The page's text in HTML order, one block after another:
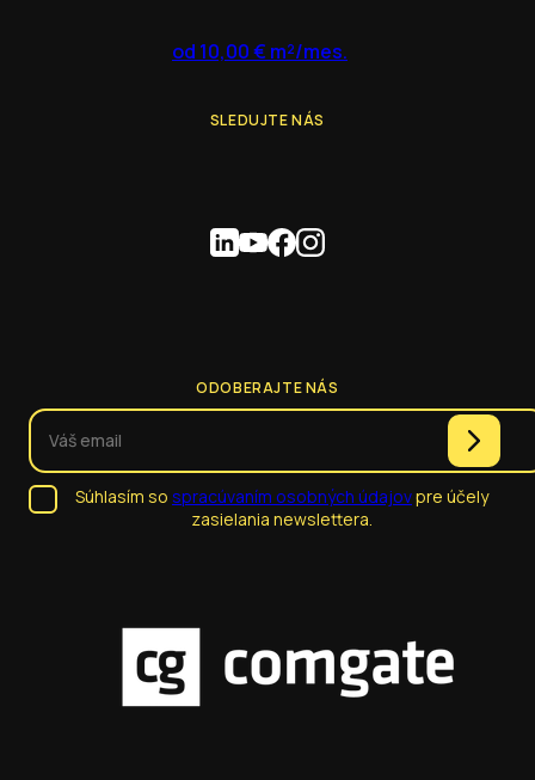
od 10,00 € m²/mes.
SLEDUJTE NÁS
ODOBERAJTE NÁS
Súhlasím so spracúvaním osobných údajovpre účely
zasielania newslettera.